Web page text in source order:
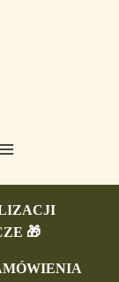
w koszyku: 0.
Menu
🎁